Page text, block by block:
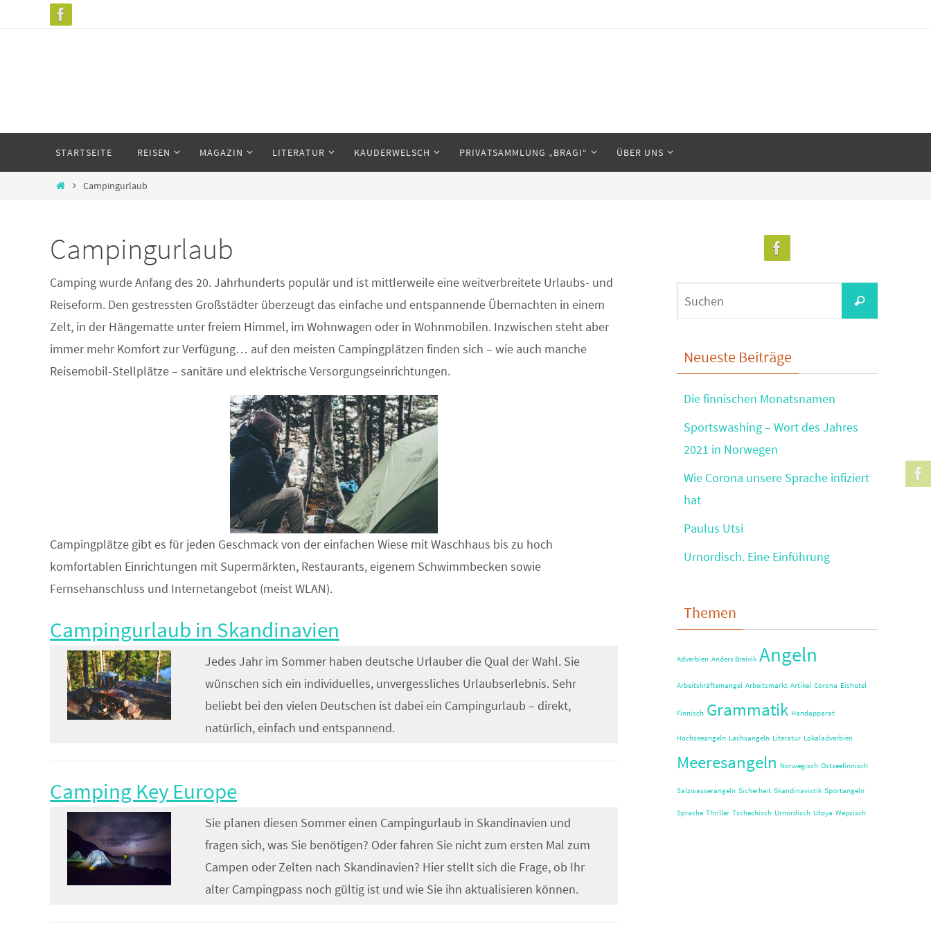
springen
STARTSEITE REISEN MAGAZIN LITERATUR KAUDERWELSCH PRIVATSAMMLUNG „BRAGI“ ÜBER UNS
StartCampingurlaub
Campingurlaub
Camping wurde Anfang des 20. Jahrhunderts populär und ist mittlerweile eine weitverbreitete Urlaubs- und
Reiseform. Den gestressten Großstädter überzeugt das einfache und entspannende Übernachten in einem
Zelt, in der Hängematte unter freiem Himmel, im Wohnwagen oder in Wohnmobilen. Inzwischen steht aber
immer mehr Komfort zur Verfügung… auf den meisten Campingplätzen finden sich – wie auch manche
Reisemobil-Stellplätze – sanitäre und elektrische Versorgungseinrichtungen.
Campingplätze gibt es für jeden Geschmack von der einfachen Wiese mit Waschhaus bis zu hoch
komfortablen Einrichtungen mit Supermärkten, Restaurants, eigenem Schwimmbecken sowie
Fernsehanschluss und Internetangebot (meist WLAN).
Campingurlaub in Skandinavien
Jedes Jahr im Sommer haben deutsche Urlauber die Qual der Wahl. Sie
wünschen sich ein individuelles, unvergessliches Urlaubserlebnis. Sehr
beliebt bei den vielen Deutschen ist dabei ein Campingurlaub – direkt,
natürlich, einfach und entspannend.
Camping Key Europe
Sie planen diesen Sommer einen Campingurlaub in Skandinavien und
fragen sich, was Sie benötigen? Oder fahren Sie nicht zum ersten Mal zum
Campen oder Zelten nach Skandinavien? Hier stellt sich die Frage, ob Ihr
alter Campingpass noch gültig ist und wie Sie ihn aktualisieren können.
nach:
Suchen
Neueste Beiträge
Die finnischen Monatsnamen
Sportswashing – Wort des Jahres
2021 in Norwegen
Wie Corona unsere Sprache infiziert
hat
Paulus Utsi
Urnordisch. Eine Einführung
Themen
Adverbien Anders Breivik Angeln
Arbeitskräftemangel Arbeitsmarkt Artikel Corona Eishotel
Finnisch Grammatik Handapparat
Hochseeangeln Lachsangeln Literatur Lokaladverbien
Meeresangeln Norwegisch Ostseefinnisch
Salzwasserangeln Sicherheit Skandinavistik Sportangeln
Sprache Thriller Tschechisch Urnordisch Utøya Wepsisch